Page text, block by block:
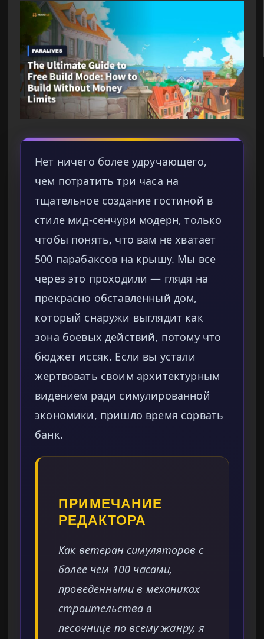
Нет ничего более удручающего,
чем потратить три часа на
тщательное создание гостиной в
стиле мид-сенчури модерн, только
чтобы понять, что вам не хватает
500 парабаксов на крышу. Мы все
через это проходили — глядя на
прекрасно обставленный дом,
который снаружи выглядит как
зона боевых действий, потому что
бюджет иссяк. Если вы устали
жертвовать своим архитектурным
видением ради симулированной
экономики, пришло время сорвать
банк.
ПРИМЕЧАНИЕ
РЕДАКТОРА
Как ветеран симуляторов с
более чем 100 часами,
проведенными в механиках
строительства в
песочнице по всему жанру, я